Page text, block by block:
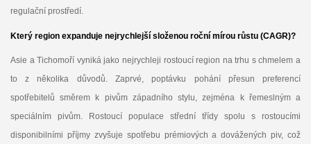
regulační prostředí.
Který region expanduje nejrychlejší složenou roční mírou růstu (CAGR)?
Asie a Tichomoří vyniká jako nejrychleji rostoucí region na trhu s chmelem a
to z několika důvodů. Zaprvé, poptávku pohání přesun preferencí
spotřebitelů směrem k pivům západního stylu, zejména k řemeslným a
speciálním pivům. Rostoucí populace střední třídy spolu s rostoucími
disponibilními příjmy zvyšuje spotřebu prémiových a dovážených piv, což